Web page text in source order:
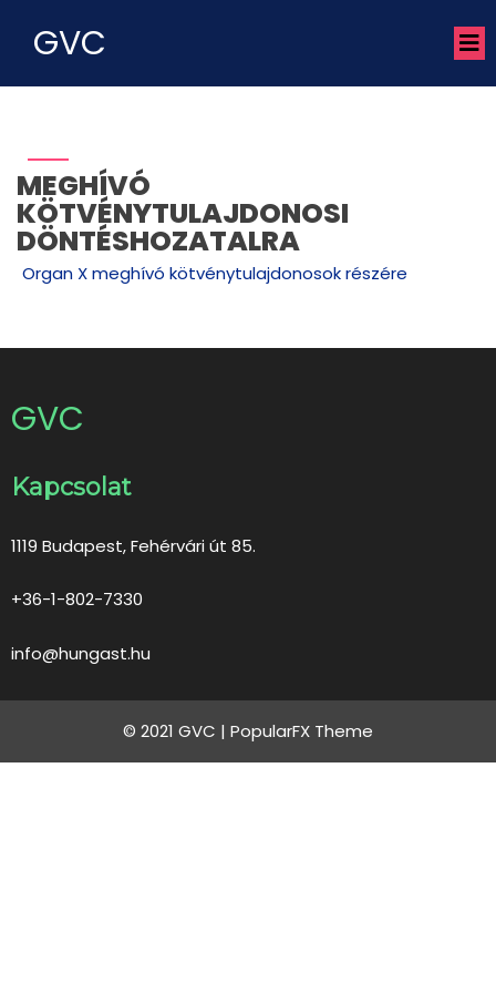
GVC
MEGHÍVÓ
KÖTVÉNYTULAJDONOSI
DÖNTÉSHOZATALRA
Organ X meghívó kötvénytulajdonosok részére
GVC
Kapcsolat
1119 Budapest, Fehérvári út 85.
+36-1-802-7330
info@hungast.hu
© 2021 GVC | PopularFX Theme